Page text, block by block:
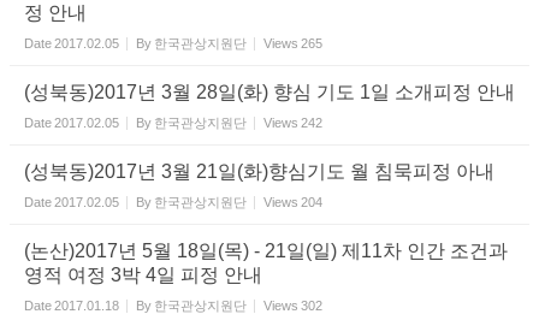
정 안내
Date2017.02.05 By 한국관상지원단 Views 265
(성북동)2017년 3월 28일(화) 향심 기도 1일 소개피정 안내
Date2017.02.05 By 한국관상지원단 Views 242
(성북동)2017년 3월 21일(화)향심기도 월 침묵피정 아내
Date2017.02.05 By 한국관상지원단 Views 204
(논산)2017년 5월 18일(목) - 21일(일) 제11차 인간 조건과
영적 여정 3박 4일 피정 안내
Date2017.01.18 By 한국관상지원단 Views 302